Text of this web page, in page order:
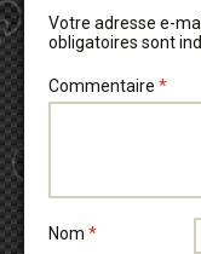
Votre adresse e-
obligatoires sont
Commentaire *
Nom *